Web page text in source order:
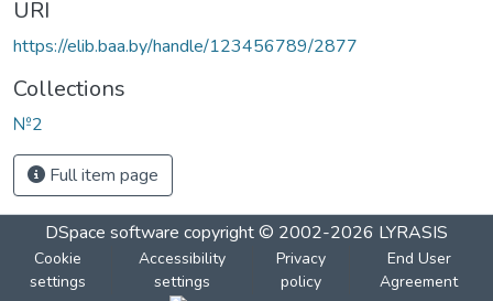
URI
https://elib.baa.by/handle/123456789/2877
Collections
№2
Full item page
DSpace software copyright © 2002-2026 LYRASIS
Cookie
settings
Accessibility
settings
Privacy
policy
End User
Agreement